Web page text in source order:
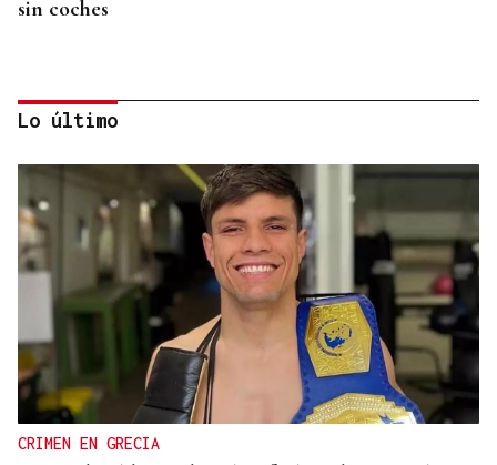
sin coches
El primer café | Jueves, 6 de agosto
Lo último
CRIMEN EN GRECIA